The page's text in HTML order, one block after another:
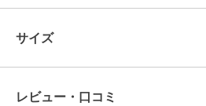
■PARASOL DAYS シリーズ
サイズ
レビュー・口コミ